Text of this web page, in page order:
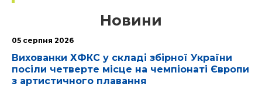
Новини
05 серпня 2026
Вихованки ХФКС у складі збірної України
посіли четверте місце на чемпіонаті Європи
з артистичного плавання